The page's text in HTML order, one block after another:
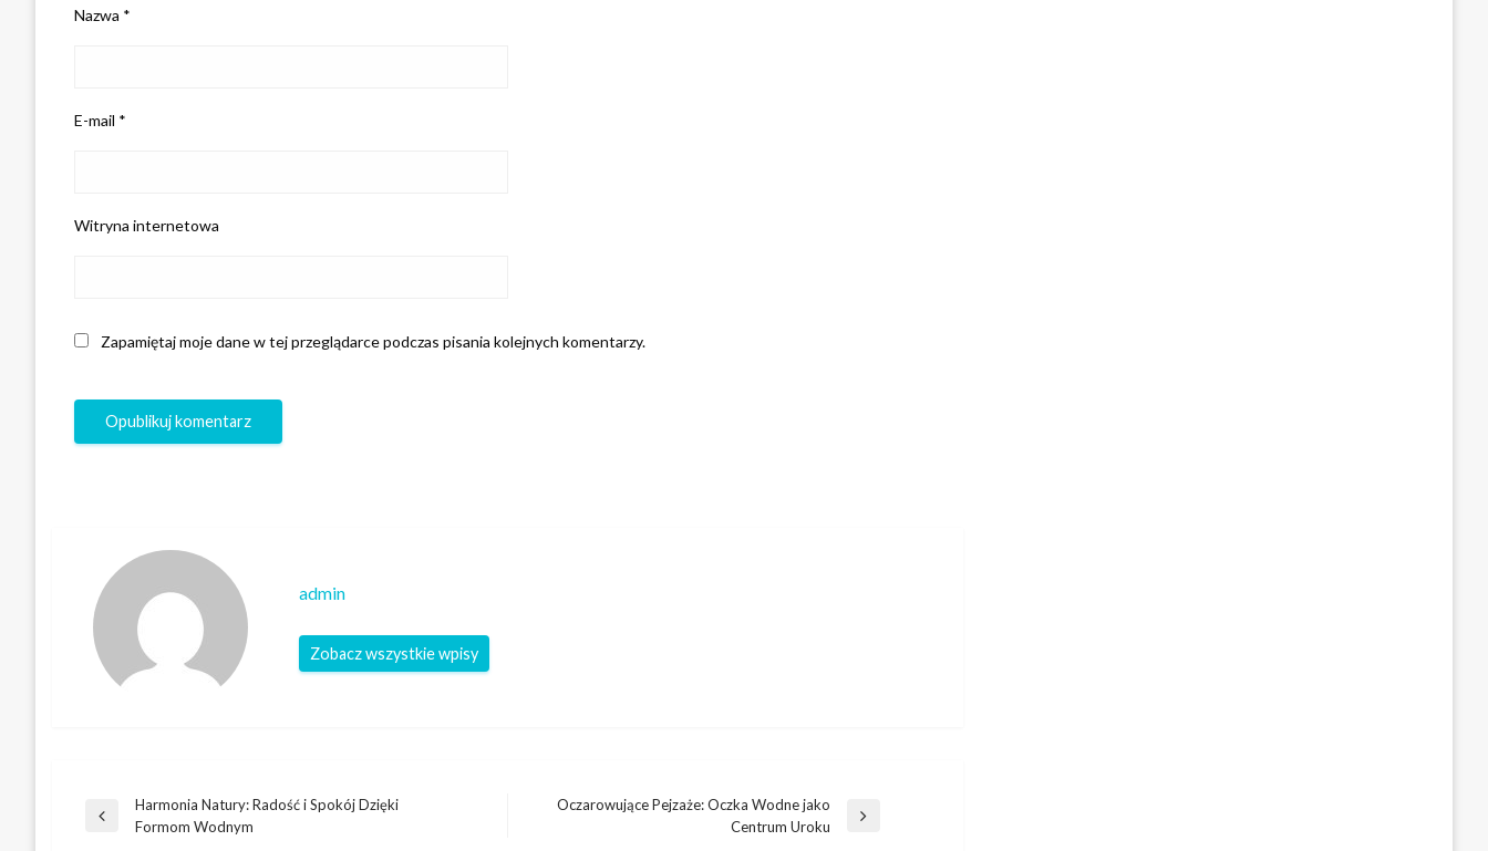
Nazwa *
E-mail *
Witryna internetowa
Zapamiętaj moje dane w tej przeglądarce podczas pisania kolejnych komentarzy.
admin
Zobacz wszystkie wpisy
Nawigacja
Poprzedni
Harmonia Natury: Radość i Spokój Dzięki
Formom Wodnym
Oczarowujące Pejzaże: Oczka Wodne jako
Centrum Uroku